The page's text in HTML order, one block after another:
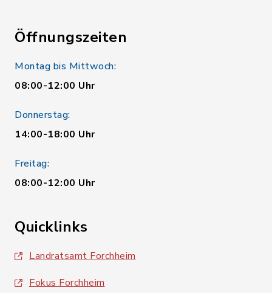
Öffnungszeiten
Montag bis Mittwoch:
08:00-12:00 Uhr
Donnerstag:
14:00-18:00 Uhr
Freitag:
08:00-12:00 Uhr
Quicklinks
Landratsamt Forchheim
Fokus Forchheim